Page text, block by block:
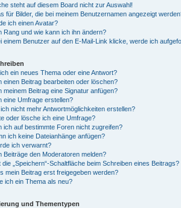
steht auf diesem Board nicht zur Auswahl!
für Bilder, die bei meinem Benutzernamen angezeigt
ich einen Avatar?
Rang und wie kann ich ihn ändern?
einem Benutzer auf den E-Mail-Link klicke, werde ich
ein neues Thema oder eine Antwort?
einen Beitrag bearbeiten oder löschen?
meinem Beitrag eine Signatur anfügen?
eine Umfrage erstellen?
nicht mehr Antwortmöglichkeiten erstellen?
oder lösche ich eine Umfrage?
ich auf bestimmte Foren nicht zugreifen?
ich keine Dateianhänge anfügen?
ich verwarnt?
Beiträge den Moderatoren melden?
„Speichern“-Schaltfläche beim Schreiben eines Beitrags?
mein Beitrag erst freigegeben werden?
ich ein Thema als neu?
und Thementypen